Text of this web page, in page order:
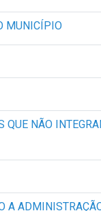
MUNICÍPIO
QUE NÃO
A